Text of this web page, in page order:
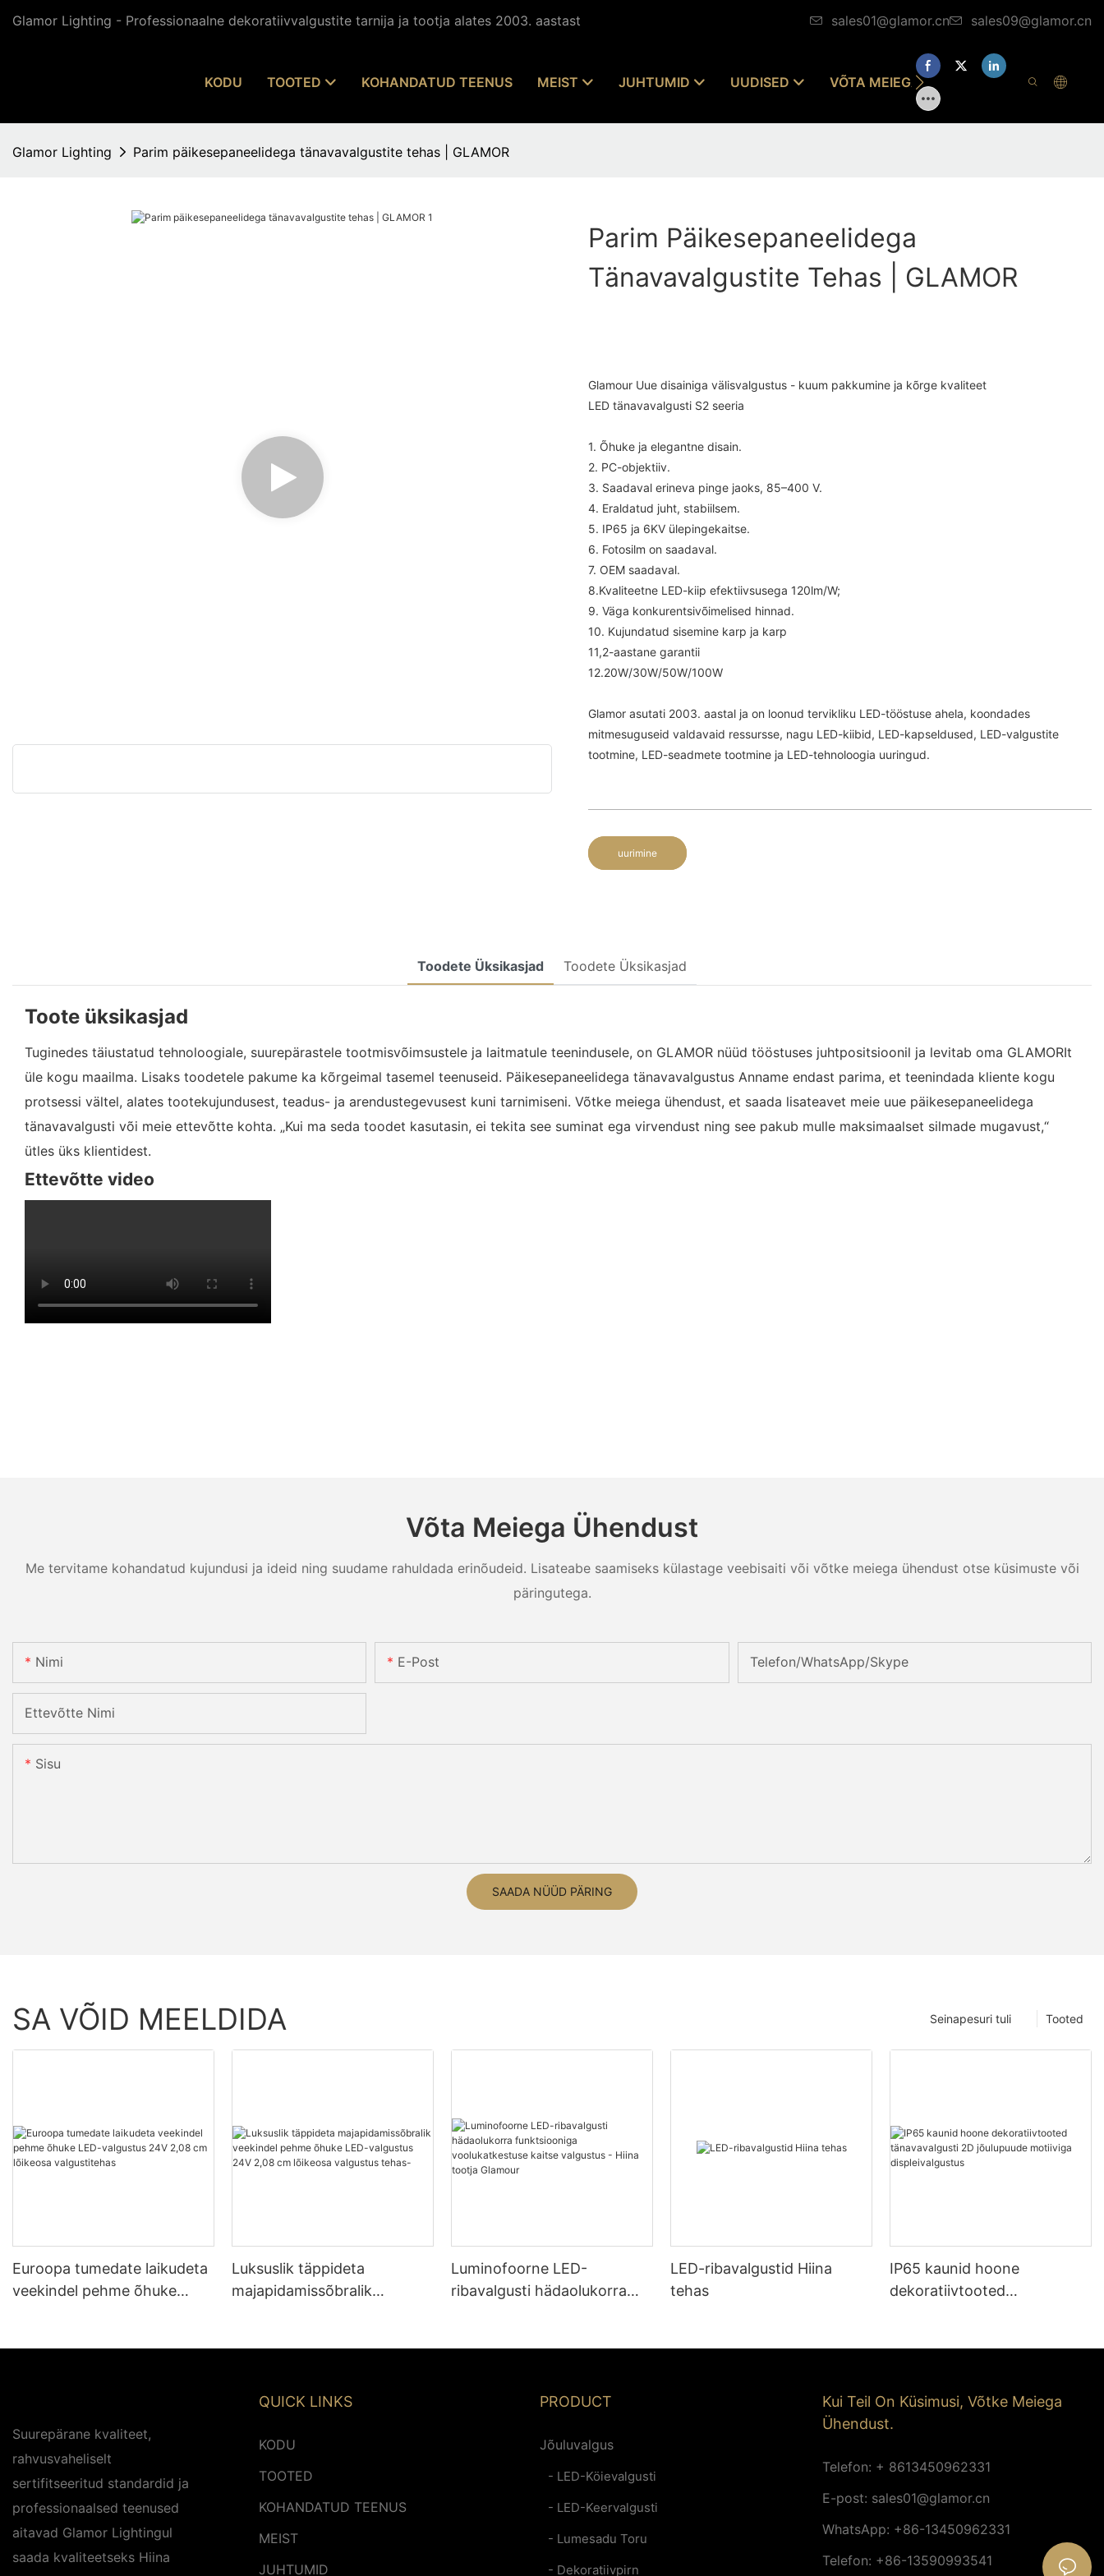
Glamor Lighting - Professionaalne dekoratiivvalgustite tarnija ja tootja alates 2003. aastast sales01@glamor.cn sales09@glamor.cn
KODU TOOTED KOHANDATUD TEENUS MEIST JUHTUMID UUDISED VÕTA MEIEGA ÜHENDUST
Glamor Lighting Parim päikesepaneelidega tänavavalgustite tehas | GLAMOR
Parim Päikesepaneelidega
Tänavavalgustite Tehas | GLAMOR
Glamour Uue disainiga välisvalgustus - kuum pakkumine ja kõrge kvaliteet
LED tänavavalgusti S2 seeria
1. Õhuke ja elegantne disain.
2. PC-objektiiv.
3. Saadaval erineva pinge jaoks, 85–400 V.
4. Eraldatud juht, stabiilsem.
5. IP65 ja 6KV ülepingekaitse.
6. Fotosilm on saadaval.
7. OEM saadaval.
8.Kvaliteetne LED-kiip efektiivsusega 120lm/W;
9. Väga konkurentsivõimelised hinnad.
10. Kujundatud sisemine karp ja karp
11,2-aastane garantii
12.20W/30W/50W/100W
Glamor asutati 2003. aastal ja on loonud tervikliku LED-tööstuse ahela, koondades
mitmesuguseid valdavaid ressursse, nagu LED-kiibid, LED-kapseldused, LED-valgustite
tootmine, LED-seadmete tootmine ja LED-tehnoloogia uuringud.
uurimine
Toodete Üksikasjad Toodete Üksikasjad
Toote üksikasjad
Tuginedes täiustatud tehnoloogiale, suurepärastele tootmisvõimsustele ja laitmatule teenindusele, on GLAMOR nüüd tööstuses juhtpositsioonil ja levitab oma GLAMORIt
üle kogu maailma. Lisaks toodetele pakume ka kõrgeimal tasemel teenuseid. Päikesepaneelidega tänavavalgustus Anname endast parima, et teenindada kliente kogu
protsessi vältel, alates tootekujundusest, teadus- ja arendustegevusest kuni tarnimiseni. Võtke meiega ühendust, et saada lisateavet meie uue päikesepaneelidega
tänavavalgusti või meie ettevõtte kohta. „Kui ma seda toodet kasutasin, ei tekita see suminat ega virvendust ning see pakub mulle maksimaalset silmade mugavust,“
ütles üks klientidest.
Ettevõtte video
Võta Meiega Ühendust
Me tervitame kohandatud kujundusi ja ideid ning suudame rahuldada erinõudeid. Lisateabe saamiseks külastage veebisaiti või võtke meiega ühendust otse küsimuste või
päringutega.
Nimi E-Post Telefon/WhatsApp/Skype
Ettevõtte Nimi
Sisu
SAADA NÜÜD PÄRING
SA VÕID MEELDIDA Tooted
Seinapesuri tuli
Euroopa tumedate laikudeta
veekindel pehme õhuke
Luksuslik täppideta
majapidamissõbralik
Luminofoorne LED-
ribavalgusti hädaolukorra
LED-ribavalgustid Hiina
tehas
IP65 kaunid hoone
dekoratiivtooted
Suurepärane kvaliteet,
rahvusvaheliselt
sertifitseeritud standardid ja
professionaalsed teenused
aitavad Glamor Lightingul
saada kvaliteetseks Hiina
QUICK LINKS
KODU
TOOTED
KOHANDATUD TEENUS
MEIST
JUHTUMID
PRODUCT
Jõuluvalgus
- LED-Köievalgusti
- LED-Keervalgusti
- Lumesadu Toru
- Dekoratiivpirn
Kui Teil On Küsimusi, Võtke Meiega
Ühendust.
Telefon: + 8613450962331
E-post: sales01@glamor.cn
WhatsApp: +86-13450962331
Telefon: +86-13590993541